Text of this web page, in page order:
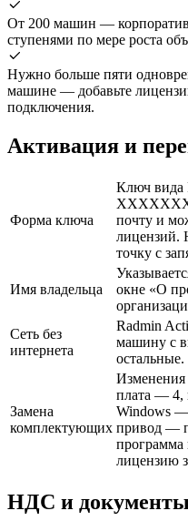
От 200 машин —
ступенями по мере роста
Нужно больше пяти
машине — добавьте
подключения.
Активация и
Форма ключа
Ключ
почту и
лицензий.
точку с
Имя владельца
окне «О
Сеть без
интернета
Radmin
машину с
остальные.
Замена
комплектующих
Изменения
плата — 4,
Windows —
привод —
программа
лицензию
НДС и документы